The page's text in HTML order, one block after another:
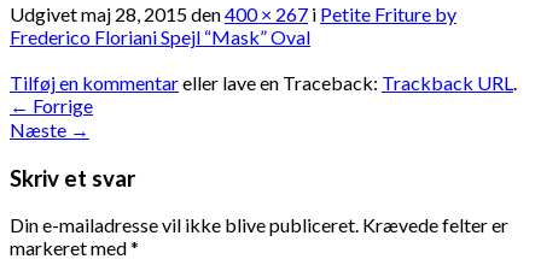
Udgivetmaj 28, 2015den400 × 267 i Petite Friture by
Frederico Floriani Spejl “Mask” Oval
Tilføj en kommentareller lave en Traceback: Trackback URL.
← Forrige
Næste →
Skriv et svar
Din e-mailadresse vil ikke blive publiceret. Krævede felter er
markeret med*